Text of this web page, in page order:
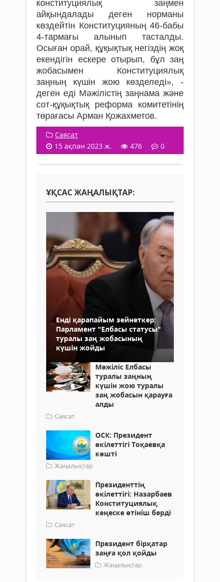
конституциялық заңмен
айқындалады деген норманы
көздейтін Конституцияның 46-бабы
4-тармағы алынып тасталды.
Осыған орай, құқықтық негіздің жоқ
екендігін ескере отырып, бұл заң
жобасымен Конституциялық
заңның күшін жою көзделеді», -
деген еді Мәжілістің заңнама және
сот-құқықтық реформа комитетінің
төрағасы Арман Қожахметов.
Саясат
15 ақпан 2023 ж.
476 0
ҰҚСАС ЖАҢАЛЫҚТАР:
Енді қарапайым зейнеткер:
Парламент "Елбасы статусы"
туралы заң жобасының
күшін жойды
Мәжіліс Елбасы
туралы заңның
күшін жою туралы
заң жобасын қарауға
алды
Саясат
ОСК: Президент
өкілеттігі Тоқаевқа
көшті
Жаңалықтар
Президенттің
өкілеттігі: Назарбаев
Конституциялық
кеңеске өтініш берді
Саясат
Президент бірқатар
заңға қол қойды
Жаңалықтар